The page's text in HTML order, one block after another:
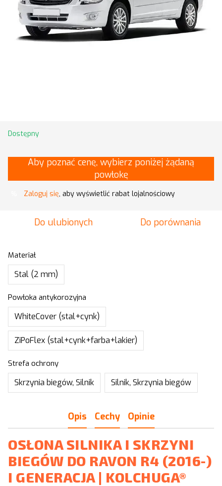
Dostępny
Aby poznać cenę, wybierz poniżej żądaną
powłokę
Zaloguj się, aby wyświetlić rabat lojalnościowy
Do ulubionych Do porównania
Materiał
Stal (2 mm)
Powłoka antykorozyjna
WhiteCover (stal+cynk)
ZiPoFlex (stal+cynk+farba+lakier)
Strefa ochrony
Skrzynia biegów, Silnik Silnik, Skrzynia biegów
Opis Cechy Opinie
OSŁONA SILNIKA I SKRZYNI
BIEGÓW DO RAVON R4 (2016-)
I GENERACJA | KOLCHUGA®